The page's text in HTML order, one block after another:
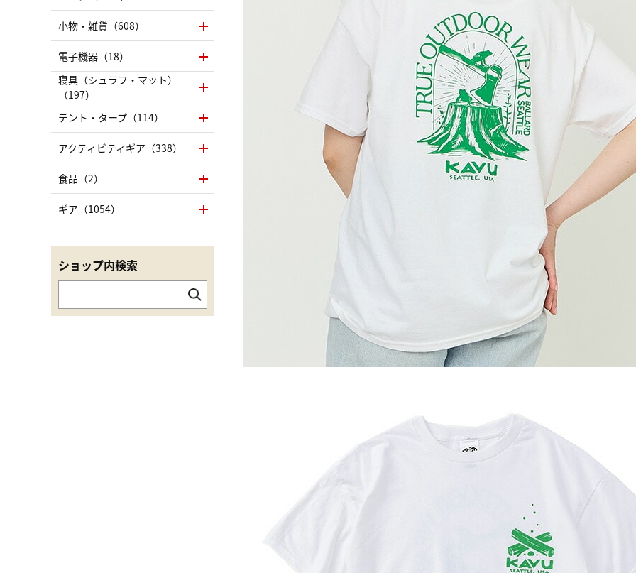
小物・雑貨（608）
電子機器（18）
寝具（シュラフ・マット）
（197）
テント・タープ（114）
アクティビティギア（338）
食品（2）
ギア（1054）
ショップ内検索